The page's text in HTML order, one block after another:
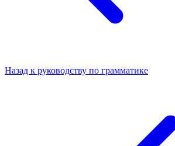
Назад к руководству по грамматике